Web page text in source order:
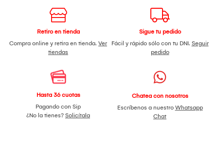
Retiro en tienda
Compra online y retira en tienda. Ver
tiendas
Sigue tu pedido
Fácil y rápido sólo con tu DNI. Seguir
pedido
Hasta 36 cuotas
Pagando con Sip
¿No la tienes? Solicítala
Chatea con nosotros
Escríbenos a nuestro Whatsapp
Chat